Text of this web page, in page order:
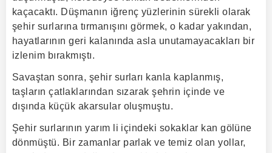
kaçacaktı. Düşmanın iğrenç yüzlerinin sürekli olarak
şehir surlarına tırmanışını görmek, o kadar yakından,
hayatlarının geri kalanında asla unutamayacakları bir
izlenim bırakmıştı.
Savaştan sonra, şehir surları kanla kaplanmış,
taşların çatlaklarından sızarak şehrin içinde ve
dışında küçük akarsular oluşmuştu.
Şehir surlarının yarım li içindeki sokaklar kan gölüne
dönmüştü. Bir zamanlar parlak ve temiz olan yollar,